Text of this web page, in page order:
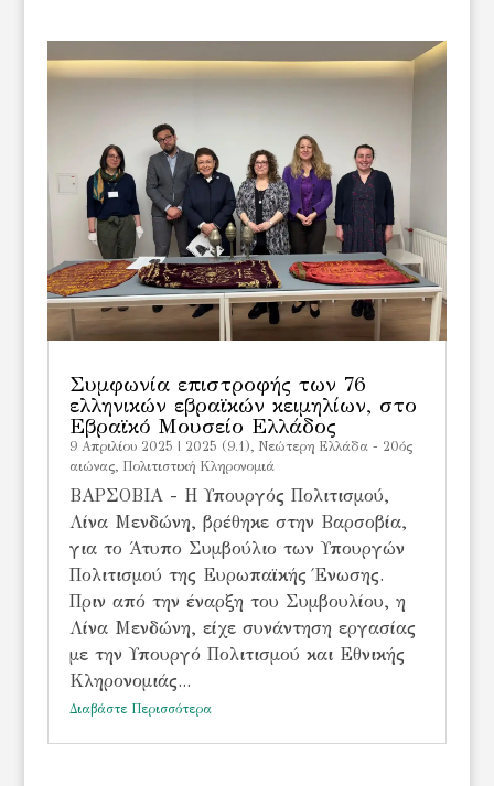
Συμφωνία επιστροφής των 76
ελληνικών εβραϊκών κειμηλίων, στο
Εβραϊκό Μουσείο Ελλάδος
9 Απριλίου 2025 | 2025 (9.1), Νεώτερη Ελλάδα - 20ός
αιώνας, Πολιτιστική Κληρονομιά
ΒΑΡΣΟΒΙΑ - Η Υπουργός Πολιτισμού,
Λίνα Μενδώνη, βρέθηκε στην Βαρσοβία,
για το Άτυπο Συμβούλιο των Υπουργών
Πολιτισμού της Ευρωπαϊκής Ένωσης.
Πριν από την έναρξη του Συμβουλίου, η
Λίνα Μενδώνη, είχε συνάντηση εργασίας
με την Υπουργό Πολιτισμού και Εθνικής
Κληρονομιάς...
Διαβάστε Περισσότερα